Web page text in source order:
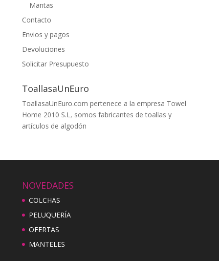
Mantas
Contacto
Envios y pagos
Devoluciones
Solicitar Presupuesto
ToallasaUnEuro
ToallasaUnEuro.com pertenece a la empresa Towel
Home 2010 S.L, somos fabricantes de toallas y
artículos de algodón
NOVEDADES
COLCHAS
PELUQUERÍA
OFERTAS
MANTELES